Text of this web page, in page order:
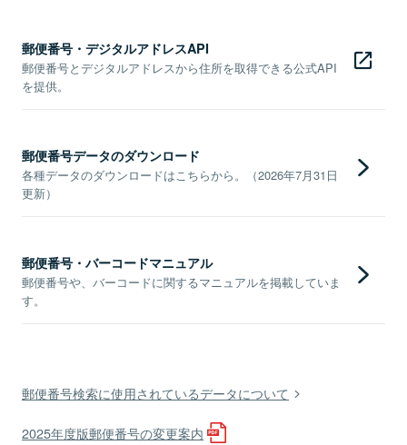
郵便番号・デジタルアドレスAPI
郵便番号とデジタルアドレスから住所を取得できる公式API
を提供。
郵便番号データのダウンロード
各種データのダウンロードはこちらから。（2026年7月31日
更新）
郵便番号・バーコードマニュアル
郵便番号や、バーコードに関するマニュアルを掲載していま
す。
郵便番号検索に使用されているデータについて
2025年度版郵便番号の変更案内